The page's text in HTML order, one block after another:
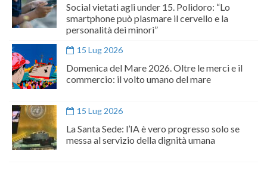
Social vietati agli under 15. Polidoro: “Lo
smartphone può plasmare il cervello e la
personalità dei minori”
15 Lug 2026
Domenica del Mare 2026. Oltre le merci e il
commercio: il volto umano del mare
15 Lug 2026
La Santa Sede: l’IA è vero progresso solo se
messa al servizio della dignità umana